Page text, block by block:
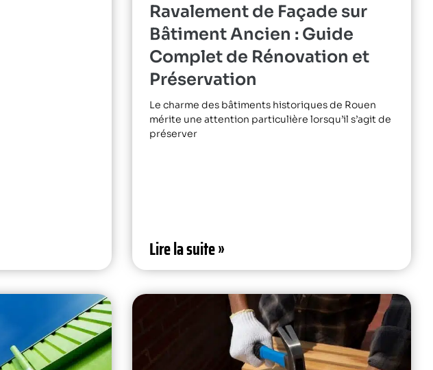
Ravalement de Façade sur
Bâtiment Ancien : Guide
Complet de Rénovation et
Préservation
Le charme des bâtiments historiques de Rouen
mérite une attention particulière lorsqu’il s’agit de
préserver
Lire la suite »